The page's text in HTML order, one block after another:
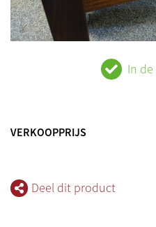
In
VERKOOPPRIJS
Deel dit product